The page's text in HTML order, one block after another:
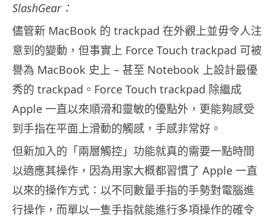
SlashGear：
儘管新 MacBook 的 trackpad 在外觀上並毋令人注
意到的變動，但事實上 Force Touch trackpad 可被
譽為 MacBook 史上 – 甚至 Notebook 上設計最優
秀的 trackpad。Force Touch trackpad 除繼成
Apple 一直以來順滑和靈敏的優點外，更能夠感受
到手指在平面上滑動的觸感，手感非常好。
但新加入的「兩層觸控」功能就真的需要一點時間
以適應其操作，因為用家大概都習慣了 Apple 一直
以來的操作方式：以不同數量手指的手勢對電腦進
行操作，而單以一隻手指就能進行多項操作的確令